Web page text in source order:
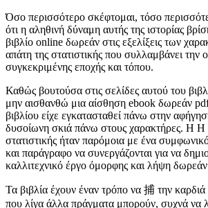
Όσο περισσότερο σκέφτομαι, τόσο
ότι η αληθινή δύναμη αυτής της ιστορίας
βιβλίο online δωρεάν στις εξελίξεις των
απάτη της στατιστικής που συλλαμβάνει την
συγκεκριμένης εποχής και τόπου.
Καθώς βουτούσα στις σελίδες αυτού του
μην αισθανθώ μια αίσθηση ebook δωρεάν
βιβλίου είχε εγκατασταθεί πάνω στην
δυσοίωνη σκιά πάνω στους χαρακτήρες. Η Η
στατιστικής ήταν παρόμοια με ένα
και παράγραφο να συνεργάζονται για να
καλλιτεχνικό έργο όμορφης και λήψη
Τα βιβλία έχουν έναν τρόπο να 捕 την
που λίγα άλλα πράγματα μπορούν, συχνά να